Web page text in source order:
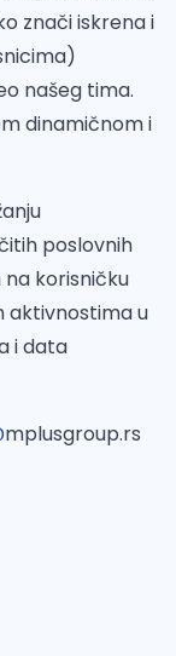
znači iskrena i
našeg tima.
dinamičnom i
poslovnih
korisničku
aktivnostima u
i data
mplusgroup.rs